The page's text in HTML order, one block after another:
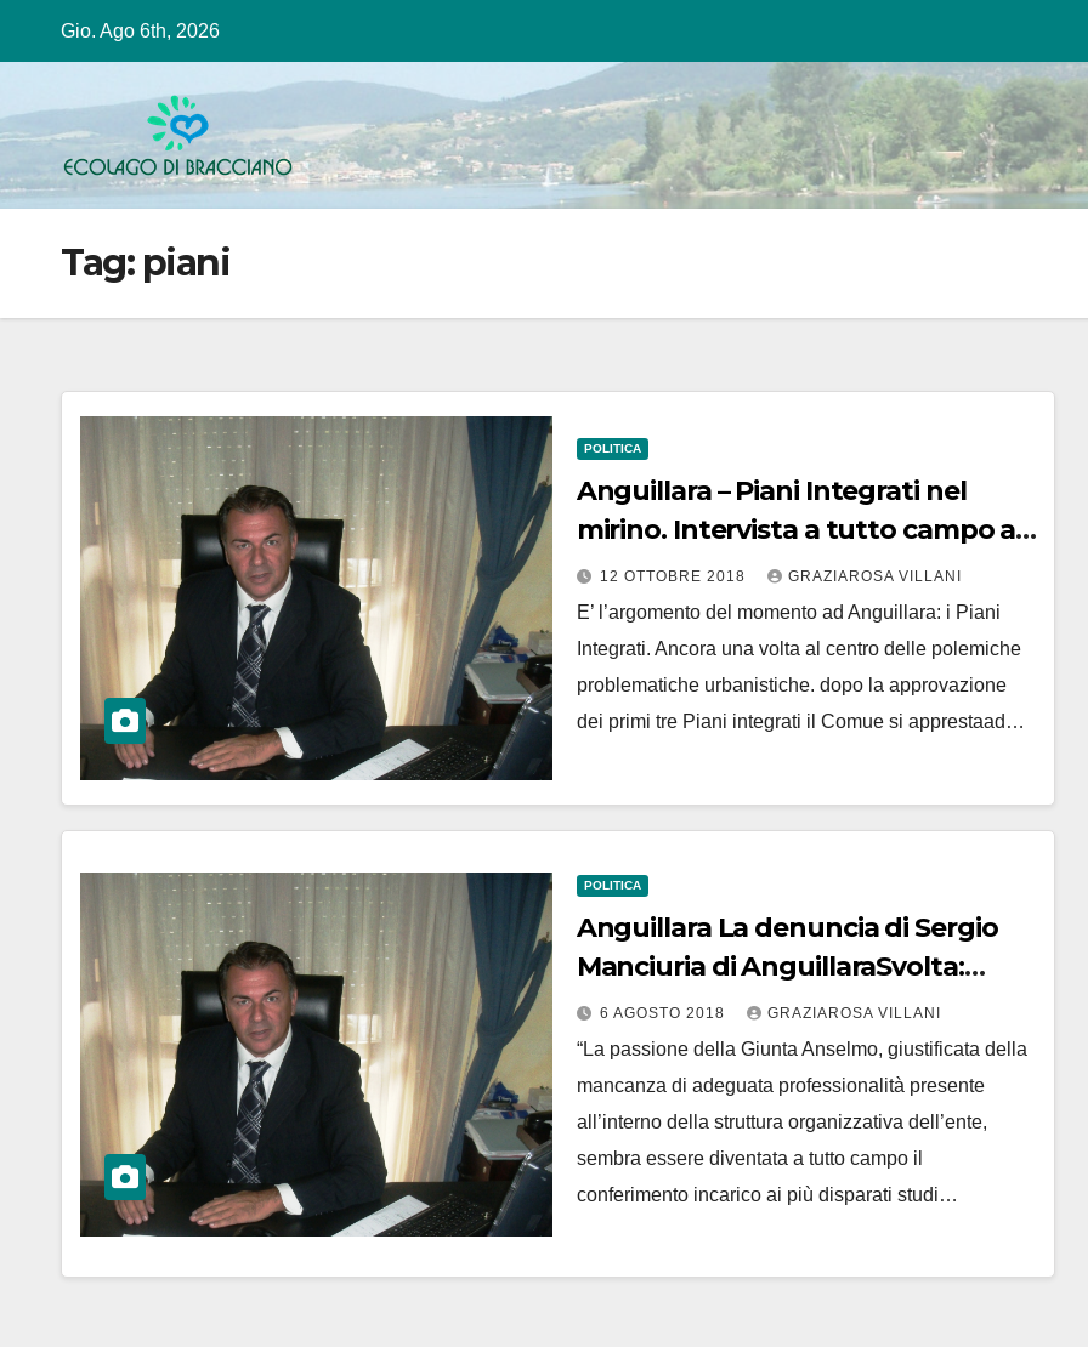
Gio. Ago 6th, 2026
Tag: piani
POLITICA
Anguillara – Piani Integrati nel
mirino. Intervista a tutto campo a
Sergio Manciuria di Anguillara
Svolta
12 OTTOBRE 2018 GRAZIAROSA VILLANI
E’ l’argomento del momento ad Anguillara: i Piani
Integrati. Ancora una volta al centro delle polemiche
problematiche urbanistiche. dopo la approvazione
dei primi tre Piani integrati il Comue si apprestaad…
POLITICA
Anguillara La denuncia di Sergio
Manciuria di AnguillaraSvolta:
“Giunta Anselmo. Spese legali fuori
controllo”
6 AGOSTO 2018 GRAZIAROSA VILLANI
“La passione della Giunta Anselmo, giustificata della
mancanza di adeguata professionalità presente
all’interno della struttura organizzativa dell’ente,
sembra essere diventata a tutto campo il
conferimento incarico ai più disparati studi…